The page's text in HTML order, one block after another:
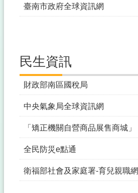
臺南市政府全球資訊網
民生資訊
財政部南區國稅局
中央氣象局全球資訊網
「矯正機關自營商品展售商城」
全民防災e點通
衛福部社會及家庭署-育兒親職網